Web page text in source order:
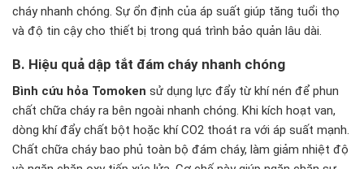
cháy nhanh chóng. Sự ổn định của áp suất giúp tăng tuổi thọ
và độ tin cậy cho thiết bị trong quá trình bảo quản lâu dài.
B. Hiệu quả dập tắt đám cháy nhanh chóng
Bình cứu hỏa Tomoken sử dụng lực đẩy từ khí nén để phun
chất chữa cháy ra bên ngoài nhanh chóng. Khi kích hoạt van,
dòng khí đẩy chất bột hoặc khí CO2 thoát ra với áp suất mạnh.
Chất chữa cháy bao phủ toàn bộ đám cháy, làm giảm nhiệt độ